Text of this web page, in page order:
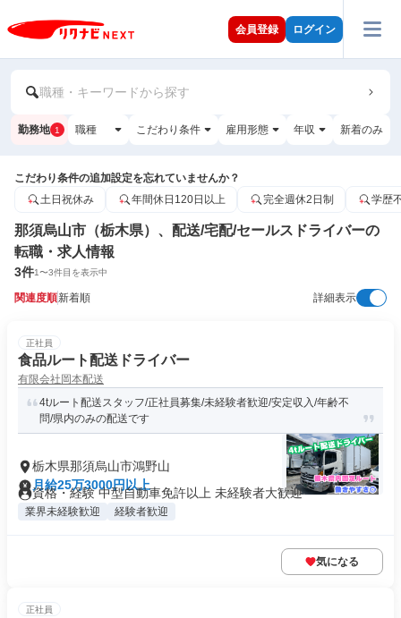
会員登録 ログイン
職種・キーワードから探す
勤務地 1 職種 こだわり条件 雇用形態 年収 新着のみ
こだわり条件の追加設定を忘れていませんか？
土日祝休み
年間休日120日以上 完全週休2日制 学歴
那須烏山市（栃木県）、配送/宅配/セールスドライバーの
転職・求人情報
3件1〜3件目を表示中
関連度順新着順 詳細表示
正社員
食品ルート配送ドライバー
有限会社岡本配送
4tルート配送スタッフ/正社員募集/未経験者歓迎/安定収入/年齢不
問/県内のみの配送です
栃木県那須烏山市鴻野山
月給25万3000円以上
資格・経験 中型自動車免許以上 未経験者大歓迎
業界未経験歓迎 経験者歓迎
気になる
正社員